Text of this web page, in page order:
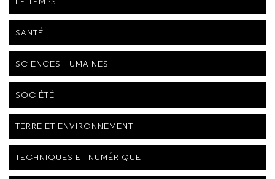
SANTÉ
SCIENCES HUMAINES
SOCIÉTÉ
TERRE ET ENVIRONNEMENT
TECHNIQUES ET NUMÉRIQUE